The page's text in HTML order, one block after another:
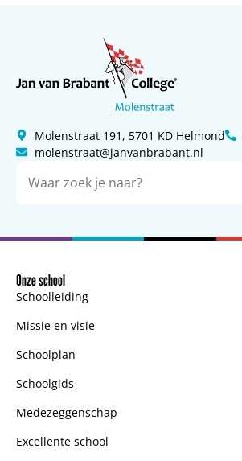
Molenstraat 191, 5701 KD Helmond
molenstraat@janvanbrabant.nl
Onze school
Schoolleiding
Missie en visie
Schoolplan
Schoolgids
Medezeggenschap
Excellente school